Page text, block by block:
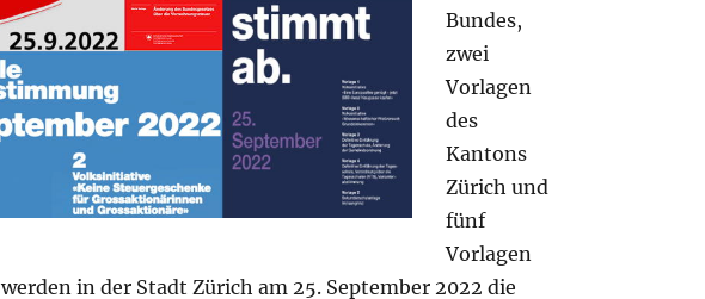
Bundes,
zwei
Vorlagen
des
Kantons
Zürich und
fünf
Vorlagen
in der Stadt Zürich am 25. September 2022 die